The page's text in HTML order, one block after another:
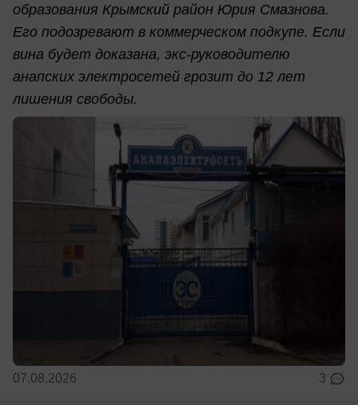
образования Крымский район Юрия Смазнова.
Его подозревают в коммерческом подкупе. Если
вина будет доказана, экс-руководителю
анапских электросетей грозит до 12 лет
лишения свободы.
07.08.2026 3